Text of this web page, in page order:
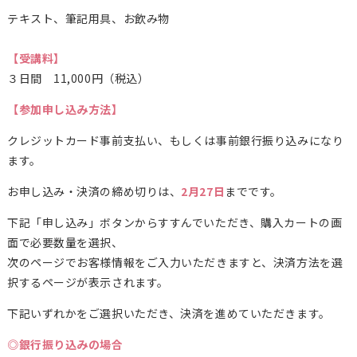
テキスト、筆記用具、お飲み物
【受講料】
３日間 11,000円（税込）
【参加申し込み方法】
クレジットカード事前支払い、もしくは事前銀行振り込みになり
ます。
お申し込み・決済の締め切りは、 2月27日 までです。
下記「申し込み」ボタンからすすんでいただき、購入カートの画
面で必要数量を選択、
次のページでお客様情報をご入力いただきますと、決済方法を選
択するページが表示されます。
下記いずれかをご選択いただき、決済を進めていただきます。
◎銀行振り込みの場合